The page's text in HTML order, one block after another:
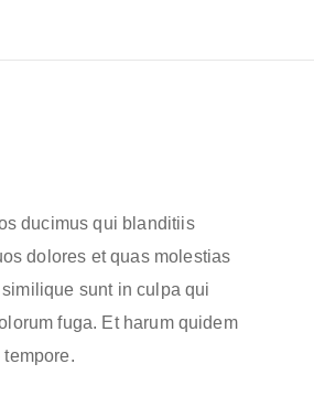
ducimus qui blanditiis
dolores et quas molestias
sunt in culpa qui
fuga. Et harum quidem